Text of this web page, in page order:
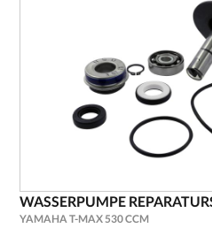
WASSERPUMPE
YAMAHA T-MAX 530 CCM